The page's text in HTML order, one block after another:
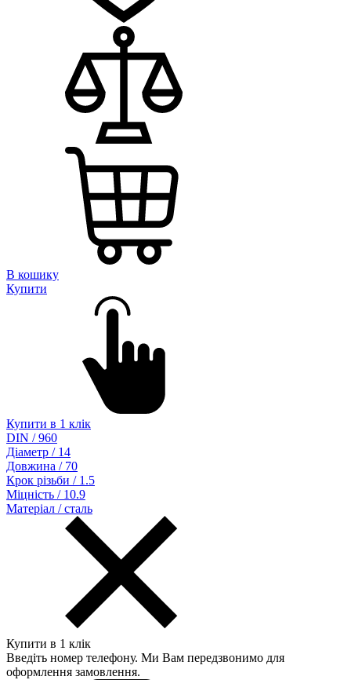
В кошику
Купити
Купити в 1 клік
DIN / 960
Діаметр / 14
Довжина / 70
Крок різьби / 1.5
Міцність / 10.9
Матеріал / сталь
Купити в 1 клік
Введіть номер телефону. Ми Вам передзвонимо для
оформлення замовлення.